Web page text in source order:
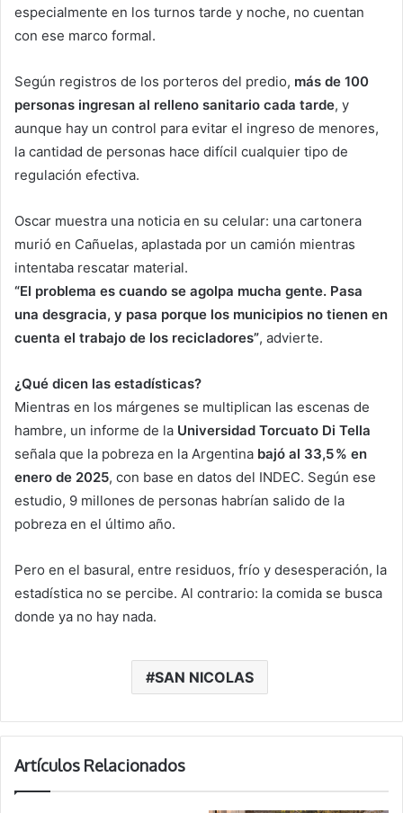
especialmente en los turnos tarde y noche, no cuentan
con ese marco formal.
Según registros de los porteros del predio, más de 100
personas ingresan al relleno sanitario cada tarde, y
aunque hay un control para evitar el ingreso de menores,
la cantidad de personas hace difícil cualquier tipo de
regulación efectiva.
Oscar muestra una noticia en su celular: una cartonera
murió en Cañuelas, aplastada por un camión mientras
intentaba rescatar material.
“El problema es cuando se agolpa mucha gente. Pasa
una desgracia, y pasa porque los municipios no tienen en
cuenta el trabajo de los recicladores”, advierte.
¿Qué dicen las estadísticas?
Mientras en los márgenes se multiplican las escenas de
hambre, un informe de la Universidad Torcuato Di Tella
señala que la pobreza en la Argentina bajó al 33,5 % en
enero de 2025, con base en datos del INDEC. Según ese
estudio, 9 millones de personas habrían salido de la
pobreza en el último año.
Pero en el basural, entre residuos, frío y desesperación, la
estadística no se percibe. Al contrario: la comida se busca
donde ya no hay nada.
SAN NICOLAS
Artículos Relacionados